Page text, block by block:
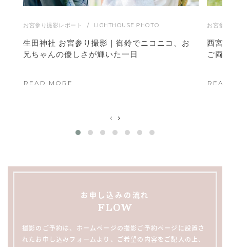
お宮参り撮影レポート / LIGHTHOUSE PHOTO
生田神社 お宮参り撮影｜御鈴でニコニコ、お
兄ちゃんの優しさが輝いた一日
READ MORE
お宮参
西宮
ご両
‹ ›
お申し込みの流れ
FLOW
撮影のご予約は、ホームページの撮影ご予約ページに設置さ
れたお申し込みフォームより、ご希望の内容をご記入の上、